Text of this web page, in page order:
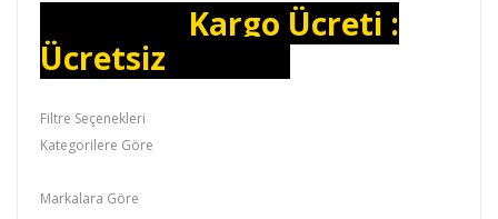
Kargo Ücreti :
Ücretsiz
Filtre Seçenekleri
Kategorilere Göre
Markalara Göre